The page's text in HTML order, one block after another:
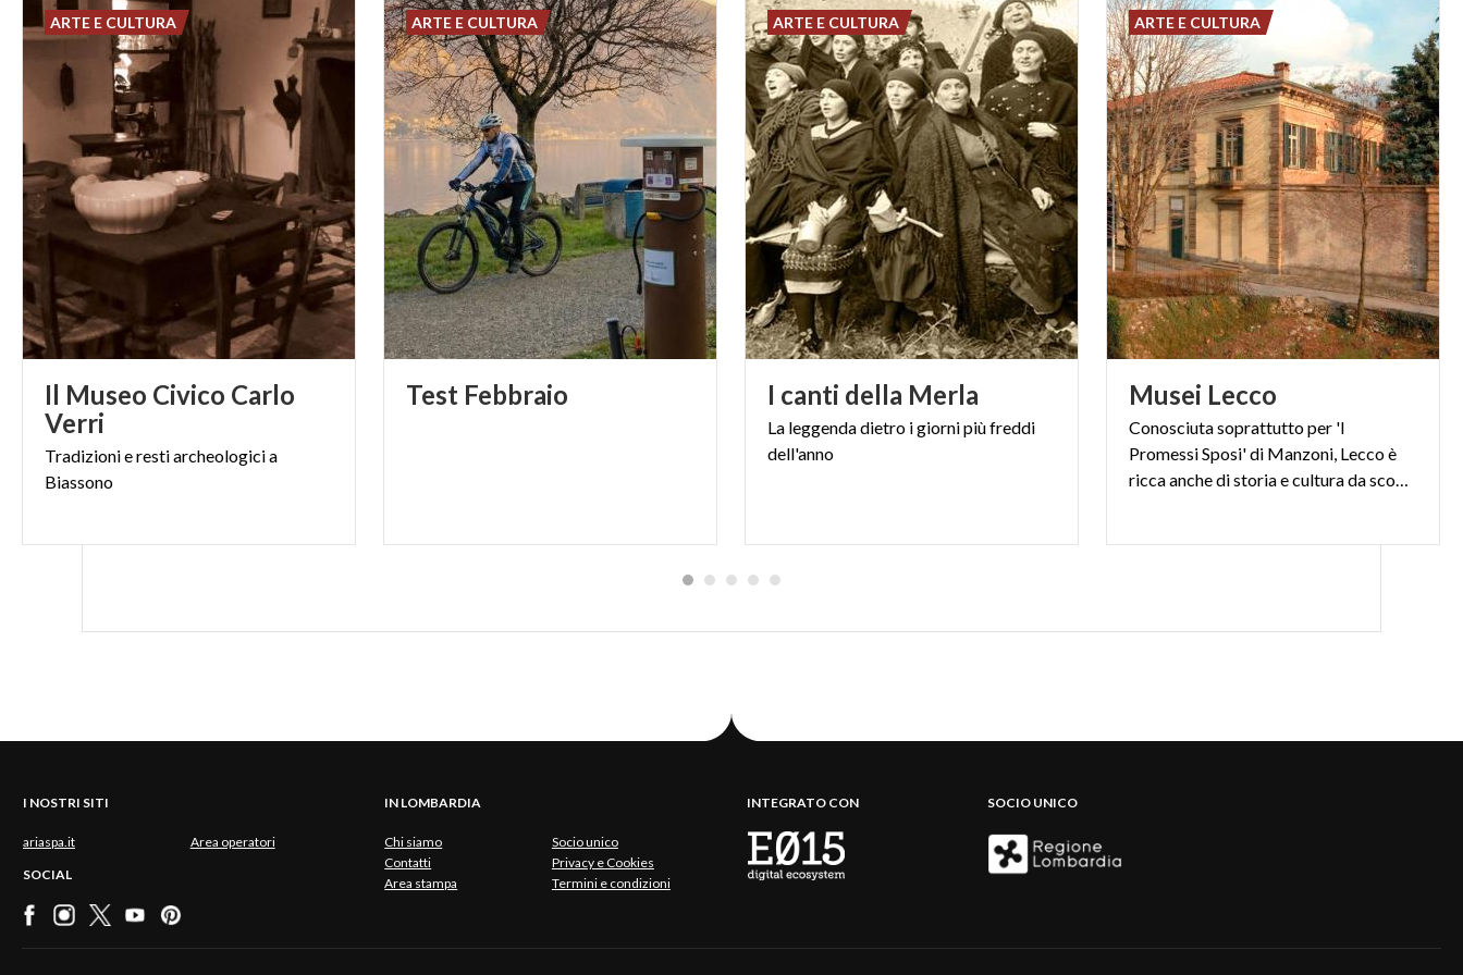
Se questo racconto ti è piaciuto,CLICCA QUIper scoprire le
sue varie proposte d'itinerario.
Il Museo Civico Carlo
Verri
Tradizionierestiarcheologicia
Biassono
ARTE E CULTURA
Test Febbraio
ARTE E CULTURA
I canti della Merla
La leggendadietro igiornipiùfreddi
dell'anno
ARTE E CULTURA
Musei Lecco
Conosciuta soprattutto per 'I
Promessi Sposi' di Manzoni, Lecco è
ricca anche di storia e cultura da scoprire grazie ai Musei Civici
ARTE E CULTURA
I NOSTRI SITI
ariaspa.it Area operatori
SOCIAL
IN LOMBARDIA
Chi siamo
Socio unico
Contatti
Privacy e Cookies
Area stampa
Termini e condizioni
INTEGRATO CON SOCIO UNICO